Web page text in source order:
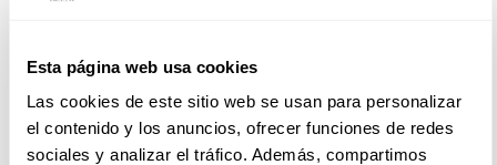
Esta página web usa cookies
Las cookies de este sitio web se usan para personalizar
el contenido y los anuncios, ofrecer funciones de redes
sociales y analizar el tráfico. Además, compartimos
Sexta-feira: 10:30 – 14:00, 17:30 – 20:15
Sábado: 10:30 – 14:00
Domingo: Fechado